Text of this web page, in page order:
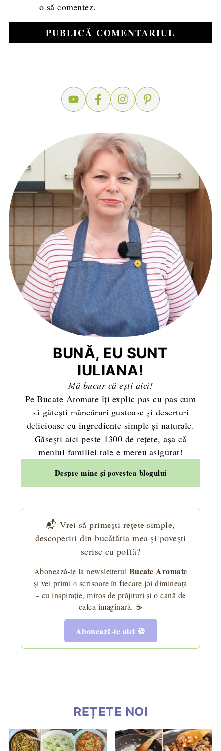
o să comentez.
BUNĂ, EU SUNT
IULIANA!
Mă bucur că ești aici!
Pe Bucate Aromate îți explic pas cu pas cum
să gătești mâncăruri gustoase și deserturi
delicioase cu ingrediente simple și naturale.
Găsești aici peste 1300 de rețete, așa că
meniul familiei tale e mereu asigurat!
Despre mine și povestea blogului
📬 Vrei să primești rețete simple,
descoperiri din bucătăria mea și povești
scrise cu poftă?
Abonează-te la newsletterul Bucate Aromate
și vei primi o scrisoare în fiecare joi dimineața
– cu inspirație, miros de prăjituri și o cană de
cafea imaginară. ☕
Abonează-te aici 🍪
REȚETE NOI